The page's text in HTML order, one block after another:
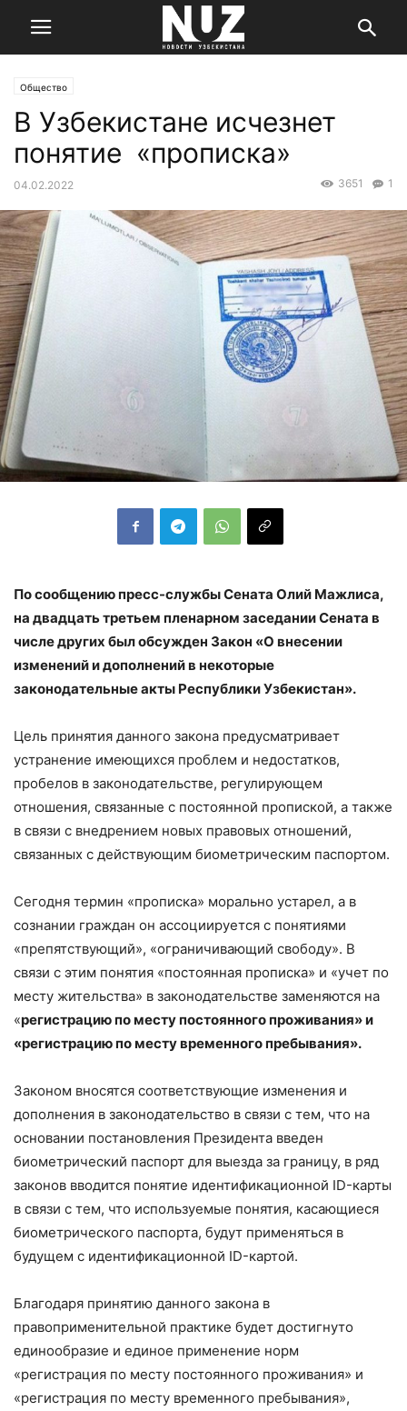
Общество
В Узбекистане исчезнет
понятие «прописка»
04.02.2022 1
3651
По сообщению пресс-службы Сената Олий Мажлиса,
на двадцать третьем пленарном заседании Сената в
числе других был обсужден Закон «О внесении
изменений и дополнений в некоторые
законодательные акты Республики Узбекистан».
Цель принятия данного закона предусматривает
устранение имеющихся проблем и недостатков,
пробелов в законодательстве, регулирующем
отношения, связанные с постоянной пропиской, а также
в связи с внедрением новых правовых отношений,
связанных с действующим биометрическим паспортом.
Сегодня термин «прописка» морально устарел, а в
сознании граждан он ассоциируется с понятиями
«препятствующий», «ограничивающий свободу». В
связи с этим понятия «постоянная прописка» и «учет по
месту жительства» в законодательстве заменяются на
«регистрацию по месту постоянного проживания» и
«регистрацию по месту временного пребывания».
Законом вносятся соответствующие изменения и
дополнения в законодательство в связи с тем, что на
основании постановления Президента введен
биометрический паспорт для выезда за границу, в ряд
законов вводится понятие идентификационной ID-карты
в связи с тем, что используемые понятия, касающиеся
биометрического паспорта, будут применяться в
будущем с идентификационной ID-картой.
Благодаря принятию данного закона в
правоприменительной практике будет достигнуто
единообразие и единое применение норм
«регистрация по месту постоянного проживания» и
«регистрация по месту временного пребывания»,